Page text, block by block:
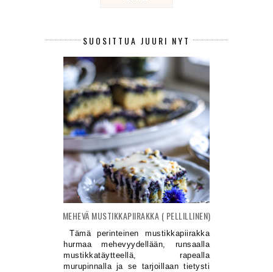
SUOSITTUA JUURI NYT
MEHEVÄ MUSTIKKAPIIRAKKA ( PELLILLINEN)
Tämä perinteinen mustikkapiirakka
hurmaa mehevyydellään, runsaalla
mustikkatäytteellä, rapealla
murupinnalla ja se tarjoillaan tietysti